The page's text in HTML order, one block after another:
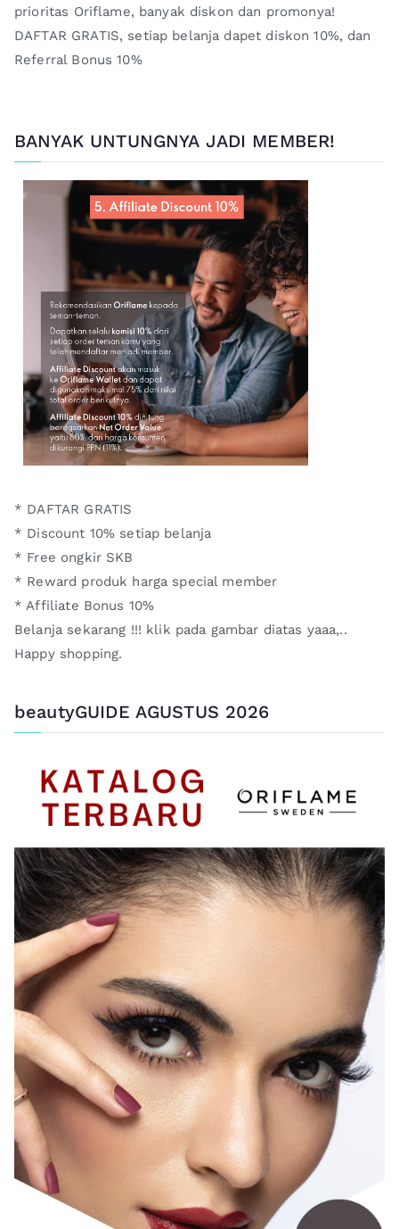
prioritas Oriflame, banyak diskon dan promonya!
DAFTAR GRATIS, setiap belanja dapet diskon 10%, dan
Referral Bonus 10%
BANYAK UNTUNGNYA JADI MEMBER!
* DAFTAR GRATIS
* Discount 10% setiap belanja
* Free ongkir SKB
* Reward produk harga special member
* Affiliate Bonus 10%
Belanja sekarang !!! klik pada gambar diatas yaaa,..
Happy shopping.
beautyGUIDE AGUSTUS 2026